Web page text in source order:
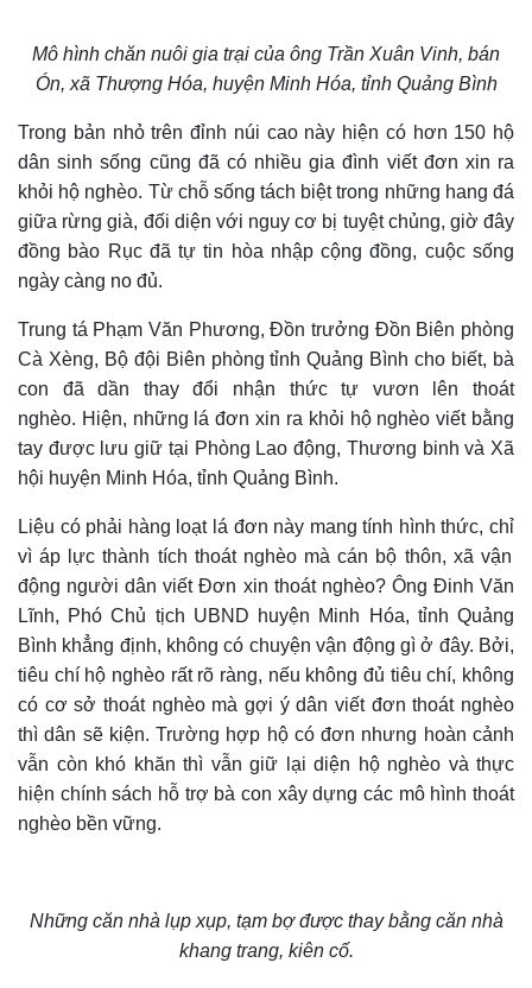
Mô hình chăn nuôi gia trại của ông Trần Xuân Vinh, bán
Ón, xã Thượng Hóa, huyện Minh Hóa, tỉnh Quảng Bình
Trong bản nhỏ trên đỉnh núi cao này hiện có hơn 150 hộ
dân sinh sống cũng đã có nhiều gia đình viết đơn xin ra
khỏi hộ nghèo. Từ chỗ sống tách biệt trong những hang đá
giữa rừng già, đối diện với nguy cơ bị tuyệt chủng, giờ đây
đồng bào Rục đã tự tin hòa nhập cộng đồng, cuộc sống
ngày càng no đủ.
Trung tá Phạm Văn Phương, Đồn trưởng Đồn Biên phòng
Cà Xèng, Bộ đội Biên phòng tỉnh Quảng Bình cho biết, bà
con đã dần thay đổi nhận thức tự vươn lên thoát
nghèo. Hiện, những lá đơn xin ra khỏi hộ nghèo viết bằng
tay được lưu giữ tại Phòng Lao động, Thương binh và Xã
hội huyện Minh Hóa, tỉnh Quảng Bình.
Liệu có phải hàng loạt lá đơn này mang tính hình thức, chỉ
vì áp lực thành tích thoát nghèo mà cán bộ thôn, xã vận
động người dân viết Đơn xin thoát nghèo? Ông Đinh Văn
Lĩnh, Phó Chủ tịch UBND huyện Minh Hóa, tỉnh Quảng
Bình khẳng định, không có chuyện vận động gì ở đây. Bởi,
tiêu chí hộ nghèo rất rõ ràng, nếu không đủ tiêu chí, không
có cơ sở thoát nghèo mà gợi ý dân viết đơn thoát nghèo
thì dân sẽ kiện. Trường hợp hộ có đơn nhưng hoàn cảnh
vẫn còn khó khăn thì vẫn giữ lại diện hộ nghèo và thực
hiện chính sách hỗ trợ bà con xây dựng các mô hình thoát
nghèo bền vững.
Những căn nhà lụp xụp, tạm bợ được thay bằng căn nhà
khang trang, kiên cố.